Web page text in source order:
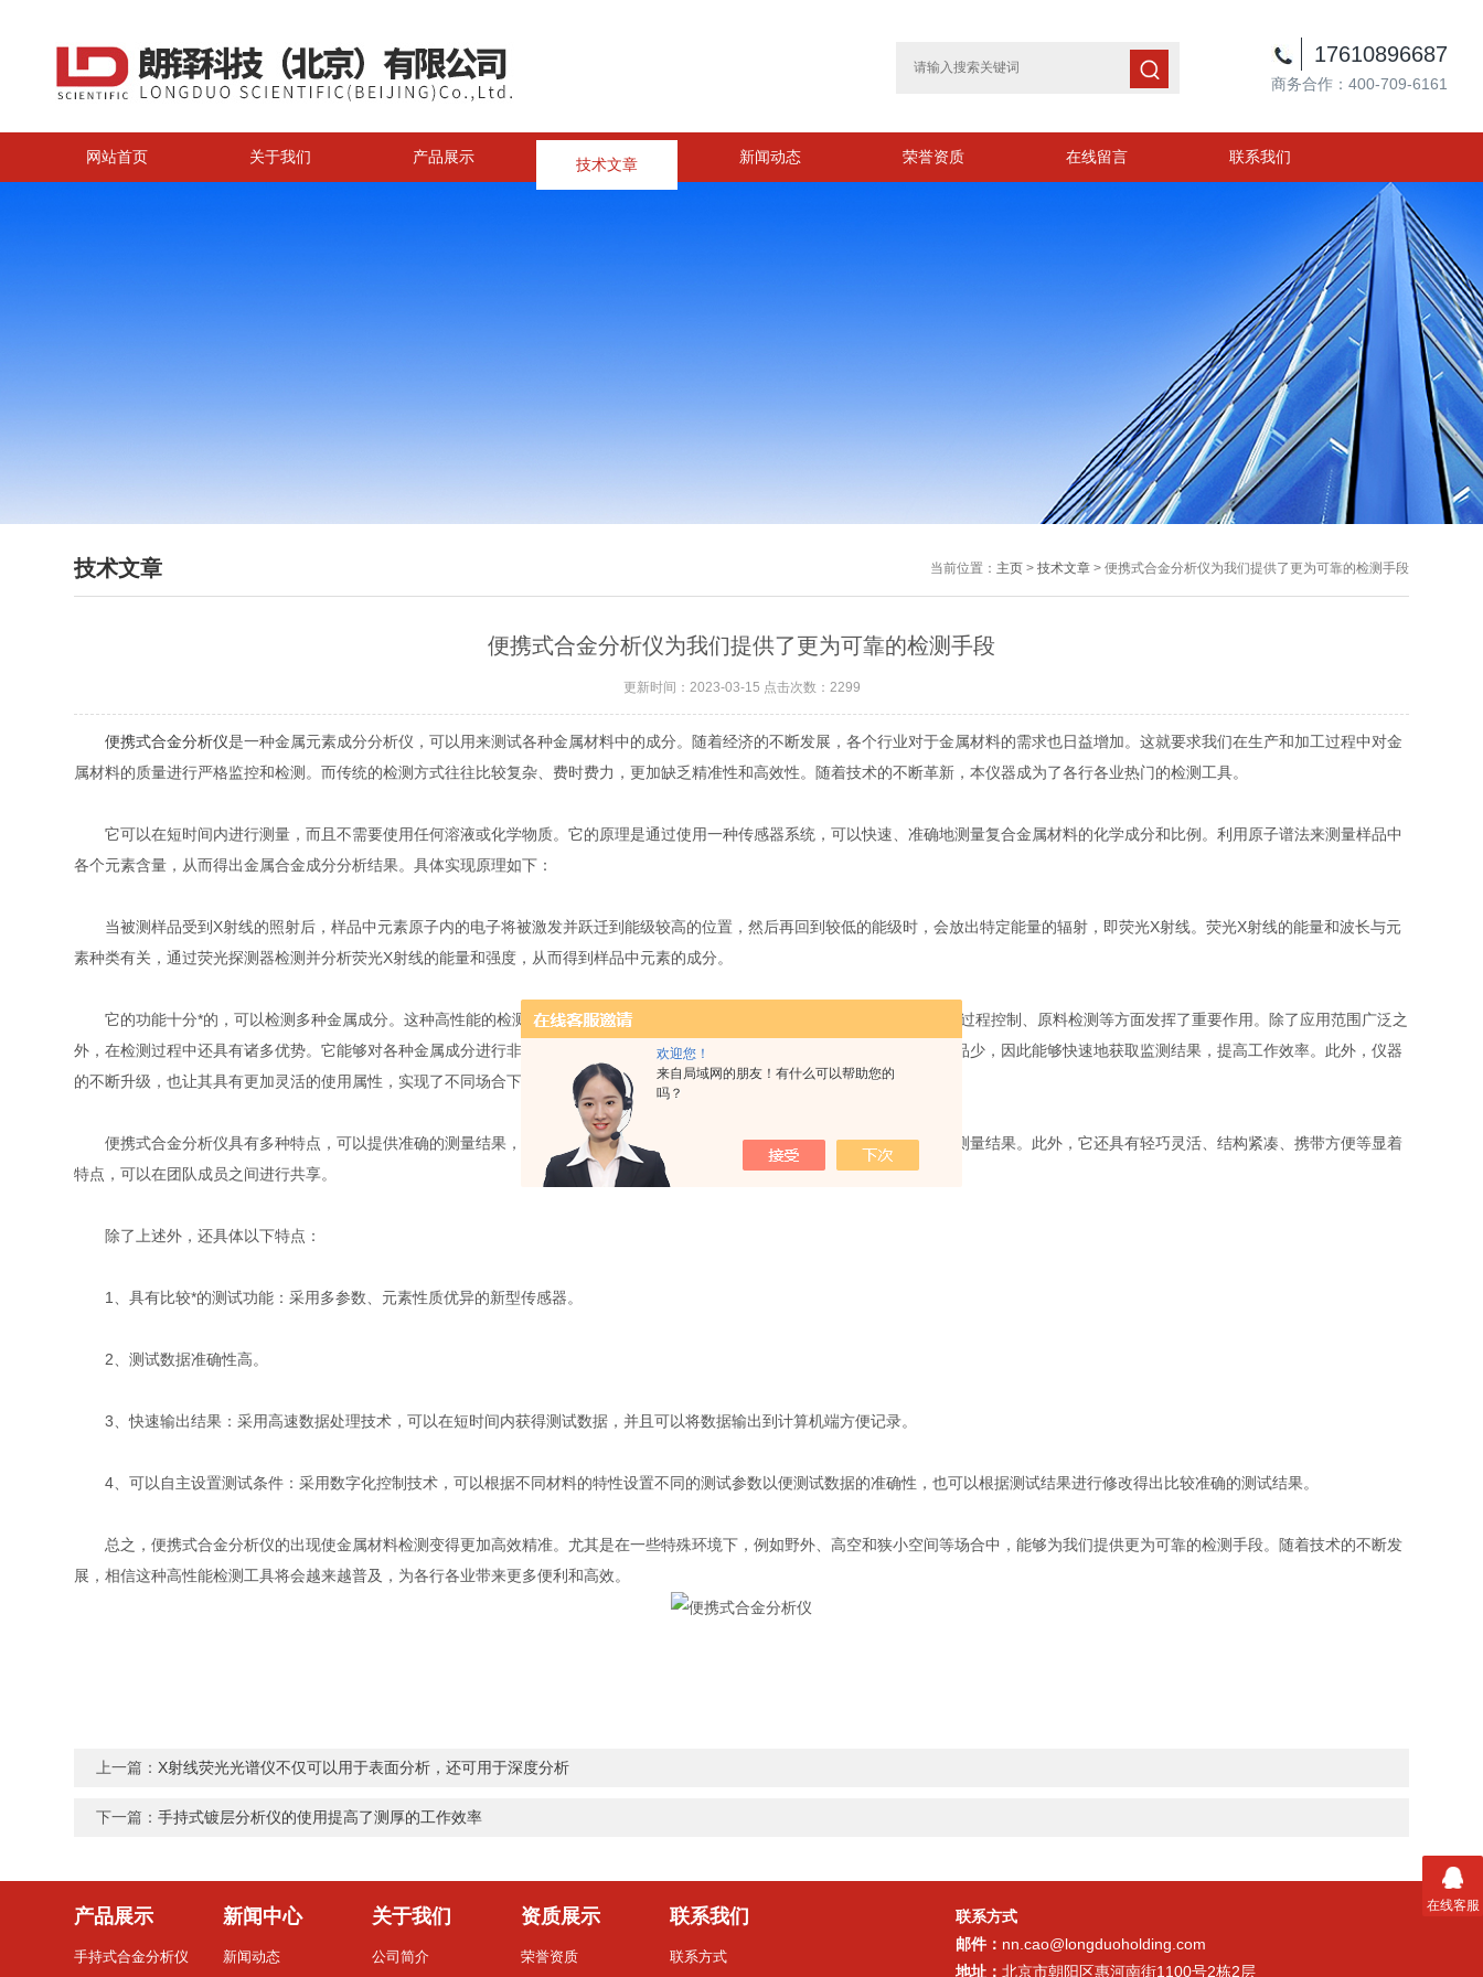
欢迎您！
来自局域网的朋友！有什么可以帮助您的
吗？
17610896687
商务合作：400-709-6161
网站首页 关于我们 产品展示 技术文章 新闻动态 荣誉资质 在线留言 联系我们
技术文章 当前位置： 主页> 技术文章> 便携式合金分析仪为我们提供了更为可靠的检测手段
便携式合金分析仪为我们提供了更为可靠的检测手段
更新时间：2023-03-15 点击次数：2299
便携式合金分析仪是一种金属元素成分分析仪，可以用来测试各种金属材料中的成分。随着经济的不断发展，各个行业对于金属材料的需求也日益增加。这就要求我们在生产和加工过程中对金
属材料的质量进行严格监控和检测。而传统的检测方式往往比较复杂、费时费力，更加缺乏精准性和高效性。随着技术的不断革新，本仪器成为了各行各业热门的检测工具。
它可以在短时间内进行测量，而且不需要使用任何溶液或化学物质。它的原理是通过使用一种传感器系统，可以快速、准确地测量复合金属材料的化学成分和比例。利用原子谱法来测量样品中
各个元素含量，从而得出金属合金成分分析结果。具体实现原理如下：
当被测样品受到X射线的照射后，样品中元素原子内的电子将被激发并跃迁到能级较高的位置，然后再回到较低的能级时，会放出特定能量的辐射，即荧光X射线。荧光X射线的能量和波长与元
素种类有关，通过荧光探测器检测并分析荧光X射线的能量和强度，从而得到样品中元素的成分。
它的功能十分*的，可以检测多种金属成分。这种高性能的检测工具在金属材料行业、化工等领域广泛应用，在品质管理、生产过程控制、原料检测等方面发挥了重要作用。除了应用范围广泛之
外，在检测过程中还具有诸多优势。它能够对各种金属成分进行非常准确的检测和分析。其次，由于设备小巧轻便，需要的检测样品少，因此能够快速地获取监测结果，提高工作效率。此外，仪器
的不断升级，也让其具有更加灵活的使用属性，实现了不同场合下的多样化检测需求。
便携式合金分析仪具有多种特点，可以提供准确的测量结果，而且对环境无害。它会根据合金成分的大小和比例，给出准确的测量结果。此外，它还具有轻巧灵活、结构紧凑、携带方便等显着
特点，可以在团队成员之间进行共享。
除了上述外，还具体以下特点：
1、具有比较*的测试功能：采用多参数、元素性质优异的新型传感器。
2、测试数据准确性高。
3、快速输出结果：采用高速数据处理技术，可以在短时间内获得测试数据，并且可以将数据输出到计算机端方便记录。
4、可以自主设置测试条件：采用数字化控制技术，可以根据不同材料的特性设置不同的测试参数以便测试数据的准确性，也可以根据测试结果进行修改得出比较准确的测试结果。
总之，便携式合金分析仪的出现使金属材料检测变得更加高效精准。尤其是在一些特殊环境下，例如野外、高空和狭小空间等场合中，能够为我们提供更为可靠的检测手段。随着技术的不断发
展，相信这种高性能检测工具将会越来越普及，为各行各业带来更多便利和高效。
上一篇：X射线荧光光谱仪不仅可以用于表面分析，还可用于深度分析
下一篇：手持式镀层分析仪的使用提高了测厚的工作效率
产品展示
手持式合金分析仪
新闻中心
新闻动态
关于我们
公司简介
资质展示
荣誉资质
联系我们
联系方式
联系方式
邮件： nn.cao@longduoholding.com
地址： 北京市朝阳区惠河南街1100号2栋2层
在线客服